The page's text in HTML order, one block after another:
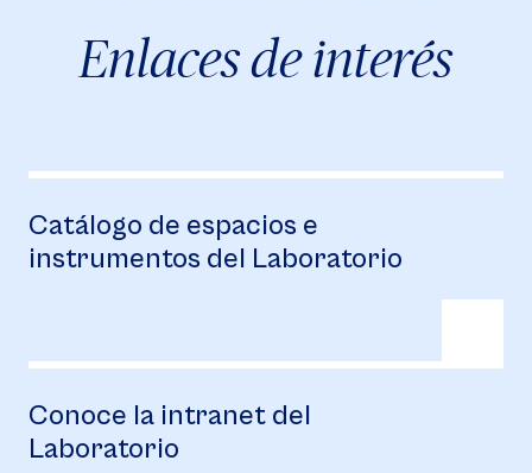
Enlaces de interés
Catálogo de espacios e
instrumentos del Laboratorio
Conoce la intranet del
Laboratorio